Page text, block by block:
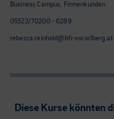
Business Campus, Firmenkunden
05522/70200 - 6289
rebecca.reinhold@bfi-vorarlberg.at
Diese Kurse könnten